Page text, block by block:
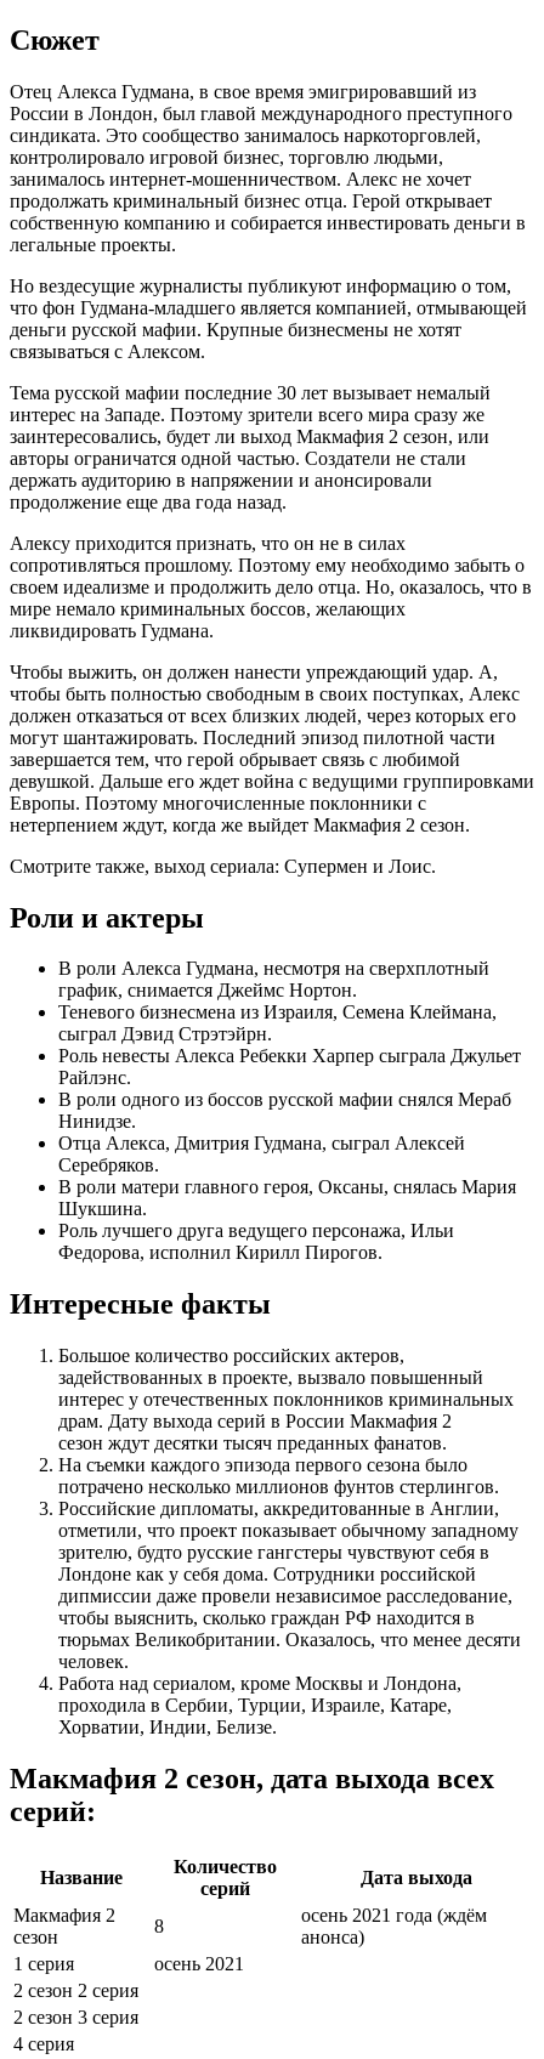
Сюжет
Отец Алекса Гудмана, в свое время эмигрировавший из
России в Лондон, был главой международного преступного
синдиката. Это сообщество занималось наркоторговлей,
контролировало игровой бизнес, торговлю людьми,
занималось интернет-мошенничеством. Алекс не хочет
продолжать криминальный бизнес отца. Герой открывает
собственную компанию и собирается инвестировать деньги в
легальные проекты.
Но вездесущие журналисты публикуют информацию о том,
что фон Гудмана-младшего является компанией, отмывающей
деньги русской мафии. Крупные бизнесмены не хотят
связываться с Алексом.
Тема русской мафии последние 30 лет вызывает немалый
интерес на Западе. Поэтому зрители всего мира сразу же
заинтересовались, будет ли выход Макмафия 2 сезон, или
авторы ограничатся одной частью. Создатели не стали
держать аудиторию в напряжении и анонсировали
продолжение еще два года назад.
Алексу приходится признать, что он не в силах
сопротивляться прошлому. Поэтому ему необходимо забыть о
своем идеализме и продолжить дело отца. Но, оказалось, что в
мире немало криминальных боссов, желающих
ликвидировать Гудмана.
Чтобы выжить, он должен нанести упреждающий удар. А,
чтобы быть полностью свободным в своих поступках, Алекс
должен отказаться от всех близких людей, через которых его
могут шантажировать. Последний эпизод пилотной части
завершается тем, что герой обрывает связь с любимой
девушкой. Дальше его ждет война с ведущими группировками
Европы. Поэтому многочисленные поклонники с
нетерпением ждут, когда же выйдет Макмафия 2 сезон.
Смотрите также, выход сериала: Супермен и Лоис.
Роли и актеры
В роли Алекса Гудмана, несмотря на сверхплотный
график, снимается Джеймс Нортон.
Теневого бизнесмена из Израиля, Семена Клеймана,
сыграл Дэвид Стрэтэйрн.
Роль невесты Алекса Ребекки Харпер сыграла Джульет
Райлэнс.
В роли одного из боссов русской мафии снялся Мераб
Нинидзе.
Отца Алекса, Дмитрия Гудмана, сыграл Алексей
Серебряков.
В роли матери главного героя, Оксаны, снялась Мария
Шукшина.
Роль лучшего друга ведущего персонажа, Ильи
Федорова, исполнил Кирилл Пирогов.
Интересные факты
Большое количество российских актеров,
задействованных в проекте, вызвало повышенный
интерес у отечественных поклонников криминальных
драм. Дату выхода серий в России Макмафия 2
сезон ждут десятки тысяч преданных фанатов.
На съемки каждого эпизода первого сезона было
потрачено несколько миллионов фунтов стерлингов.
Российские дипломаты, аккредитованные в Англии,
отметили, что проект показывает обычному западному
зрителю, будто русские гангстеры чувствуют себя в
Лондоне как у себя дома. Сотрудники российской
дипмиссии даже провели независимое расследование,
чтобы выяснить, сколько граждан РФ находится в
тюрьмах Великобритании. Оказалось, что менее десяти
человек.
Работа над сериалом, кроме Москвы и Лондона,
проходила в Сербии, Турции, Израиле, Катаре,
Хорватии, Индии, Белизе.
Макмафия 2 сезон, дата выхода всех
серий:
Название
Количество
серий
Дата выхода
Макмафия 2
сезон
8
осень 2021 года (ждём
анонса)
1 серия
осень 2021
2 сезон 2 серия
2 сезон 3 серия
4 серия